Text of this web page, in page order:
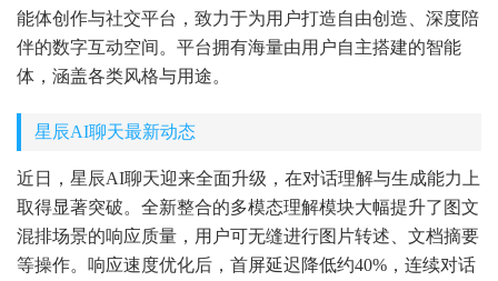
能体创作与社交平台，致力于为用户打造自由创造、深度陪
伴的数字互动空间。平台拥有海量由用户自主搭建的智能
体，涵盖各类风格与用途。
星辰AI聊天最新动态
近日，星辰AI聊天迎来全面升级，在对话理解与生成能力上
取得显著突破。全新整合的多模态理解模块大幅提升了图文
混排场景的响应质量，用户可无缝进行图片转述、文档摘要
等操作。响应速度优化后，首屏延迟降低约40%，连续对话